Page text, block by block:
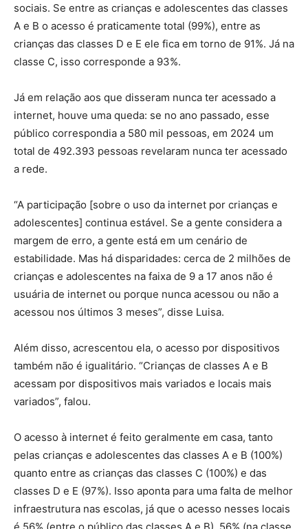
sociais. Se entre as crianças e adolescentes das classes
A e B o acesso é praticamente total (99%), entre as
crianças das classes D e E ele fica em torno de 91%. Já na
classe C, isso corresponde a 93%.
Já em relação aos que disseram nunca ter acessado a
internet, houve uma queda: se no ano passado, esse
público correspondia a 580 mil pessoas, em 2024 um
total de 492.393 pessoas revelaram nunca ter acessado
a rede.
“A participação [sobre o uso da internet por crianças e
adolescentes] continua estável. Se a gente considera a
margem de erro, a gente está em um cenário de
estabilidade. Mas há disparidades: cerca de 2 milhões de
crianças e adolescentes na faixa de 9 a 17 anos não é
usuária de internet ou porque nunca acessou ou não a
acessou nos últimos 3 meses”, disse Luisa.
Além disso, acrescentou ela, o acesso por dispositivos
também não é igualitário. “Crianças de classes A e B
acessam por dispositivos mais variados e locais mais
variados”, falou.
O acesso à internet é feito geralmente em casa, tanto
pelas crianças e adolescentes das classes A e B (100%)
quanto entre as crianças das classes C (100%) e das
classes D e E (97%). Isso aponta para uma falta de melhor
infraestrutura nas escolas, já que o acesso nesses locais